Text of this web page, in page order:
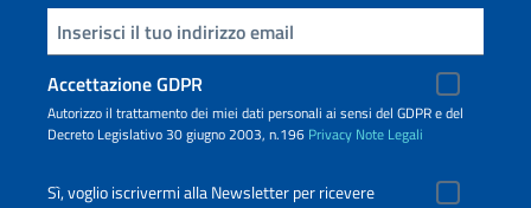
Inserisci la tua email
Accettazione GDPR
Autorizzo il trattamento dei miei dati personali ai sensi del GDPR e del
Decreto Legislativo 30 giugno 2003, n.196 Privacy Note Legali
Sì, voglio iscrivermi alla Newsletter per ricevere